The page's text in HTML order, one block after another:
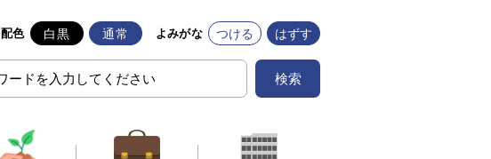
配色 白黒 通常 よみがな つける はずす
検索